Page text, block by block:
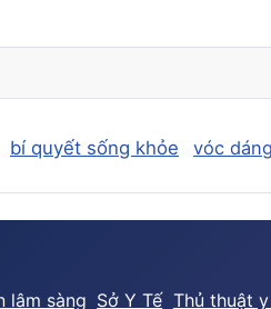
bí quyết sống khỏe vóc dáng
lâm sàng Sở Y Tế Thủ thuật